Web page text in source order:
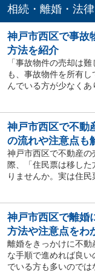
相続・離婚・法律
神戸市西区で事故
方法を紹介
「事故物件の売却は
も、事故物件を所有
んでいる方が少なく
神戸市西区で不動
の流れや注意点も
神戸市西区で不動産の
際、「住民票は移し
りませんか。実は住民
神戸市西区で離婚
方法や注意点をわ
離婚をきっかけに不動
な手順で進めれば良
でいる方も多いのでは